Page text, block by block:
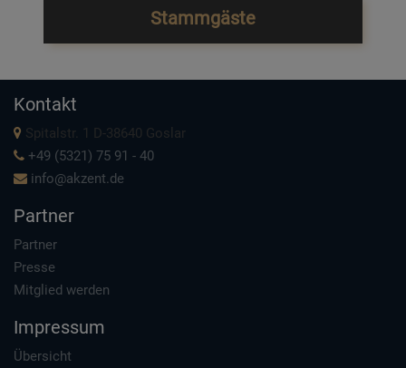
Stammgäste
Kontakt
Spitalstr. 1 D-38640 Goslar
+49 (5321) 75 91 - 40
info@akzent.de
Partner
Partner
Presse
Mitglied werden
Impressum
Übersicht